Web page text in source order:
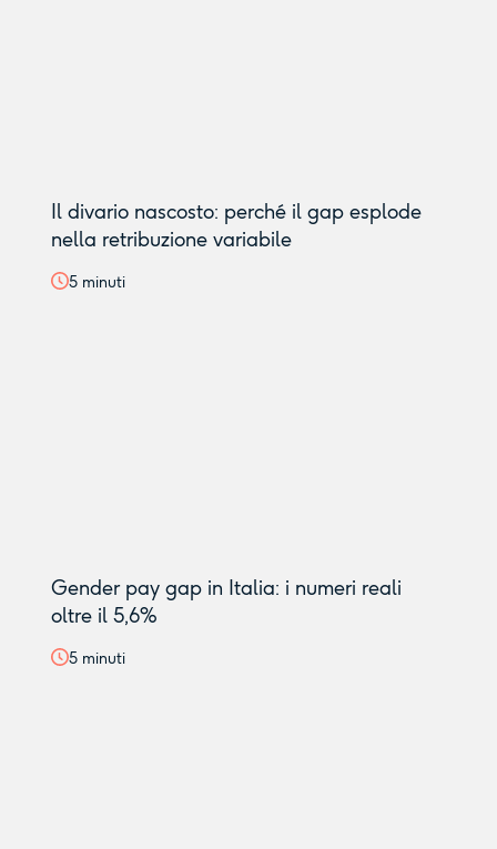
Il divario nascosto: perché il gap esplode
nella retribuzione variabile
5minuti
Gender pay gap in Italia: i numeri reali
oltre il 5,6%
5minuti